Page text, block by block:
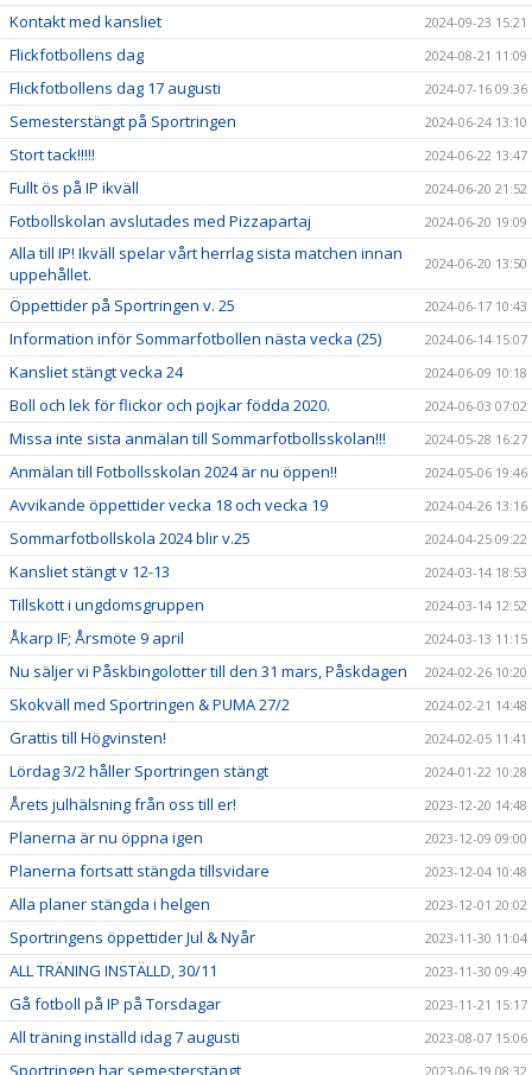
Kontakt med kansliet 2024-09-23 15:21
Flickfotbollens dag 2024-08-21 11:09
Flickfotbollens dag 17 augusti 2024-07-16 09:36
Semesterstängt på Sportringen 2024-06-24 13:10
Stort tack!!!!! 2024-06-22 13:47
Fullt ös på IP ikväll 2024-06-20 21:52
Fotbollskolan avslutades med Pizzapartaj 2024-06-20 19:09
Alla till IP! Ikväll spelar vårt herrlag sista matchen innan
uppehållet.
2024-06-20 13:50
Öppettider på Sportringen v. 25 2024-06-17 10:43
Information inför Sommarfotbollen nästa vecka (25) 2024-06-14 15:07
Kansliet stängt vecka 24 2024-06-09 10:18
Boll och lek för flickor och pojkar födda 2020. 2024-06-03 07:02
Missa inte sista anmälan till Sommarfotbollsskolan!!! 2024-05-28 16:27
Anmälan till Fotbollsskolan 2024 är nu öppen!! 2024-05-06 19:46
Avvikande öppettider vecka 18 och vecka 19 2024-04-26 13:16
Sommarfotbollskola 2024 blir v.25 2024-04-25 09:22
Kansliet stängt v 12-13 2024-03-14 18:53
Tillskott i ungdomsgruppen 2024-03-14 12:52
Åkarp IF; Årsmöte 9 april 2024-03-13 11:15
Nu säljer vi Påskbingolotter till den 31 mars, Påskdagen 2024-02-26 10:20
Skokväll med Sportringen & PUMA 27/2 2024-02-21 14:48
Grattis till Högvinsten! 2024-02-05 11:41
Lördag 3/2 håller Sportringen stängt 2024-01-22 10:28
Årets julhälsning från oss till er! 2023-12-20 14:48
Planerna är nu öppna igen 2023-12-09 09:00
Planerna fortsatt stängda tillsvidare 2023-12-04 10:48
Alla planer stängda i helgen 2023-12-01 20:02
Sportringens öppettider Jul & Nyår 2023-11-30 11:04
ALL TRÄNING INSTÄLLD, 30/11 2023-11-30 09:49
Gå fotboll på IP på Torsdagar 2023-11-21 15:17
All träning inställd idag 7 augusti 2023-08-07 15:06
Sportringen har semesterstängt 2023-06-19 08:32